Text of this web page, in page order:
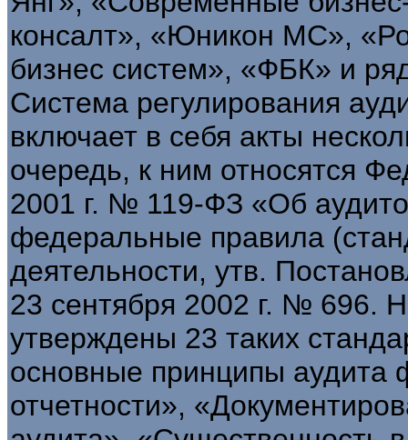
консалт», «Юникон МС»,
бизнес систем», «ФБК» и
Система регулирования
включает в себя акты
очередь, к ним относятся
2001 г. № 119-ФЗ «Об
федеральные правила
деятельности, утв.
23 сентября 2002 г. № 696.
утверждены 23 таких
основные принципы аудита
отчетности»,